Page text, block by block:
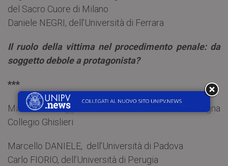
del Sacro Cuore di Milano
Daniele NEGRI, dell’Università di Ferrara
Il ruolo della vittima nel procedimento penale: da
soggetto debole a protagonista?
***
Martedì 2 maggio 2017 – Ore 21.00, Aula Magna
Collegio Ghislieri
Marcello DANIELE, dell’Università di Padova
Carlo FIORIO, dell’Università di Perugia